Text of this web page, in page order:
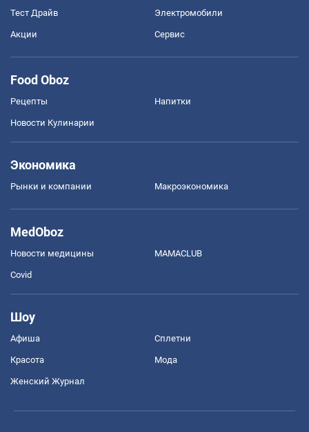
Тест Драйв Электромобили
Акции Сервис
Food Oboz
Рецепты Напитки
Новости Кулинарии
Экономика
Рынки и компании Mакроэкономика
MedOboz
Новости медицины MAMACLUB
Covid
Шоу
Афиша Сплетни
Красота Мода
Женский Журнал